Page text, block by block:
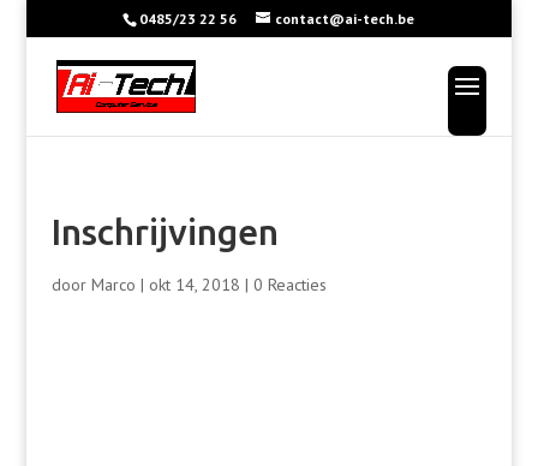
0485/23 22 56 contact@ai-tech.be
Inschrijvingen
door Marco | okt 14, 2018 | 0 Reacties